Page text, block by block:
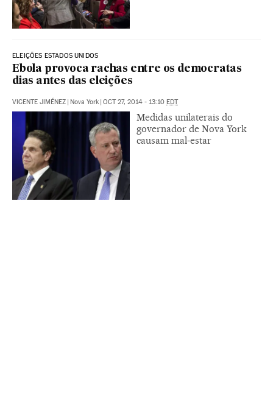
ELEIÇÕES ESTADOS UNIDOS
Ebola provoca rachas entre os democratas
dias antes das eleições
VICENTE JIMÉNEZ | Nova York | OCT 27, 2014 - 13:10 EDT
Medidas unilaterais do
governador de Nova York
causam mal-estar